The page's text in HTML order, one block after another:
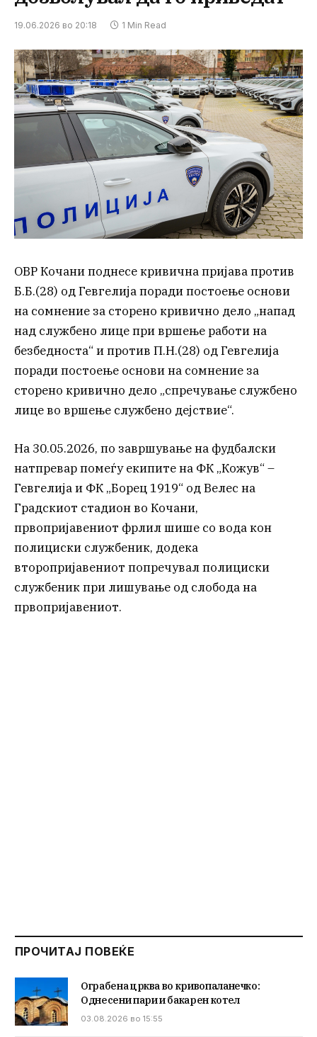
19.06.2026 во 20:18 1 Min Read
ОВР Кочани поднесе кривична пријава против
Б.Б.(28) од Гевгелија поради постоење основи
на сомнение за сторено кривично дело „напад
над службено лице при вршење работи на
безбедноста“ и против П.Н.(28) од Гевгелија
поради постоење основи на сомнение за
сторено кривично дело „спречување службено
лице во вршење службено дејствие“.
На 30.05.2026, по завршување на фудбалски
натпревар помеѓу екипите на ФК „Кожув“ –
Гевгелија и ФК „Борец 1919“ од Велес на
Градскиот стадион во Кочани,
првопријавениот фрлил шише со вода кон
полициски службеник, додека
второпријавениот попречувал полициски
службеник при лишување од слобода на
првопријавениот.
ПРОЧИТАЈ ПОВЕЌЕ
Ограбена црква во кривопаланечко:
Однесени пари и бакарен котел
03.08.2026 во 15:55